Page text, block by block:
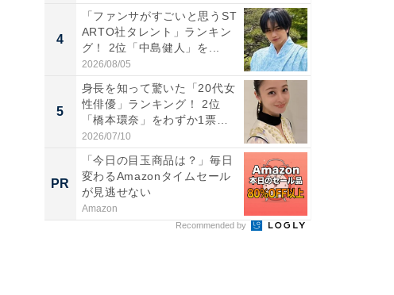
4
「ファンサがすごいと思うST
ARTO社タレント」ランキン
グ！ 2位「中島健人」を...
2026/08/05
5
身長を知って驚いた「20代女
性俳優」ランキング！ 2位
「橋本環奈」をわずか1票
差...
2026/07/10
PR
「今日の目玉商品は？」毎日
変わるAmazonタイムセール
が見逃せない
Amazon
Recommended by